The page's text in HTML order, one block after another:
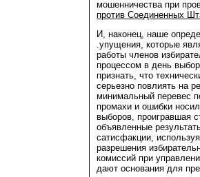
мошенничества при
против Соединенных
И, наконец, наше
.упущения, которые
работы членов
процессом в день
признать, что
серьезно повлиять на
минимальный перевес
промахи и ошибки
выборов, проигравшая
объявленные
сатисфакции,
разрешения
комиссий при
дают основания для